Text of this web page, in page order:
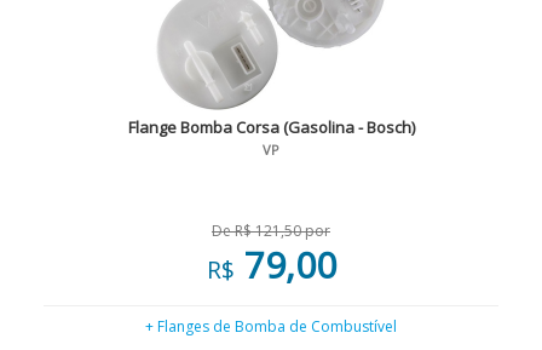
Flange Bomba Corsa (Gasolina - Bosch)
VP
De R$ 121,50 por
R$ 79,00
+ Flanges de Bomba de Combustível